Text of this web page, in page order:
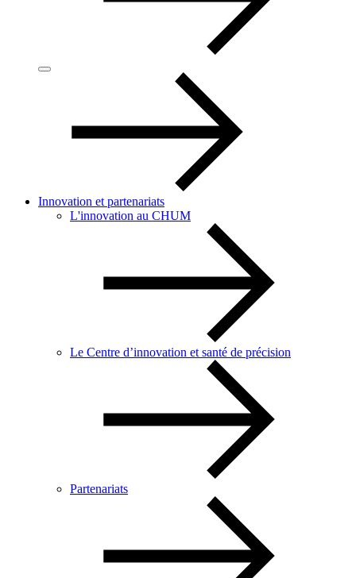
Innovation et partenariats
L'innovation au CHUM
Le Centre d’innovation et santé de précision
Partenariats